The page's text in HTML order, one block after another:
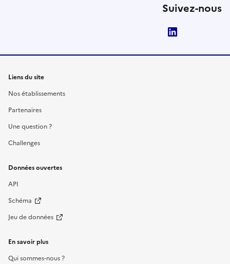
Suivez-nous
Liens du site
Nos établissements
Partenaires
Une question ?
Challenges
Données ouvertes
API
Schéma
Jeu de données
En savoir plus
Qui sommes-nous ?